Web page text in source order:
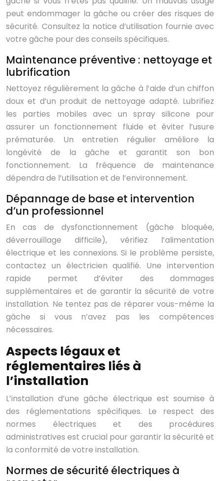
peut endommager la gâche ou créer des risques de
sécurité. Consultez la notice d’utilisation fournie avec
votre gâche pour des conseils spécifiques.
Maintenance préventive : nettoyage et
lubrification
Nettoyez régulièrement la gâche à l’aide d’un chiffon
doux et d’un produit de nettoyage adapté. Lubrifiez
les parties mobiles avec un spray silicone pour
assurer un fonctionnement fluide et éviter l’usure
prématurée. Un entretien régulier améliore la
longévité de la gâche et garantit son bon
fonctionnement. La fréquence de maintenance
dépendra de l’utilisation et de l’environnement.
Dépannage de base et intervention
d’un professionnel
En cas de dysfonctionnement (gâche bloquée,
déverrouillage difficile), vérifiez l’alimentation
électrique et les connexions. Si le problème persiste,
contactez un électricien qualifié. Une intervention
rapide permet d’éviter des dommages
supplémentaires et de garantir la sécurité de votre
installation. Ne tentez pas de réparer vous-même la
gâche si vous n’avez pas les compétences
nécessaires.
Aspects légaux et
réglementaires liés à
l’installation
L’installation d’une gâche électrique est soumise à
des réglementations spécifiques. Le respect des
normes électriques et des procédures
administratives est crucial pour garantir la sécurité et
la conformité de votre installation.
Normes de sécurité électriques à